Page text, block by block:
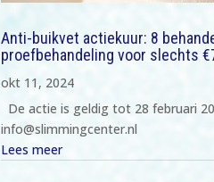
Anti-buikvet actiekuur: 8
proefbehandeling voor slechts
okt 11, 2024
De actie is geldig tot 28 februari
info@slimmingcenter.nl
Lees meer